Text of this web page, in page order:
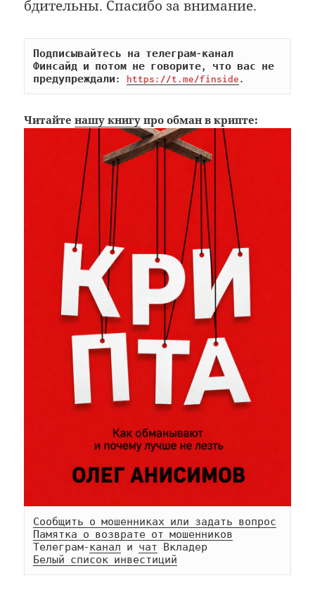
бдительны. Спасибо за внимание.
Подписывайтесь на телеграм-канал
Финсайд и потом не говорите, что вас не
предупреждали: https://t.me/finside.
Читайтенашу книгу про обман в крипте:
Сообщить о мошенниках или задать вопрос
Памятка о возврате от мошенников
Телеграм-канал и чат
Белый список инвестиций